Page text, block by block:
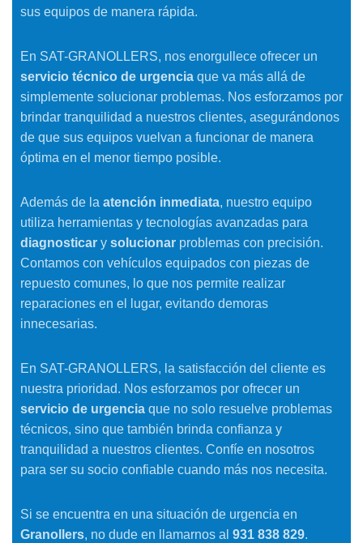
sus equipos de manera rápida.
En SAT-GRANOLLERS, nos enorgullece ofrecer un
servicio técnico de urgencia que va más allá de
simplemente solucionar problemas. Nos esforzamos por
brindar tranquilidad a nuestros clientes, asegurándonos
de que sus equipos vuelvan a funcionar de manera
óptima en el menor tiempo posible.
Además de la atención inmediata, nuestro equipo
utiliza herramientas y tecnologías avanzadas para
diagnosticar y solucionar problemas con precisión.
Contamos con vehículos equipados con piezas de
repuesto comunes, lo que nos permite realizar
reparaciones en el lugar, evitando demoras
innecesarias.
En SAT-GRANOLLERS, la satisfacción del cliente es
nuestra prioridad. Nos esforzamos por ofrecer un
servicio de urgencia que no solo resuelve problemas
técnicos, sino que también brinda confianza y
tranquilidad a nuestros clientes. Confíe en nosotros
para ser su socio confiable cuando más nos necesita.
Si se encuentra en una situación de urgencia en
Granollers, no dude en llamarnos al 931 838 829.